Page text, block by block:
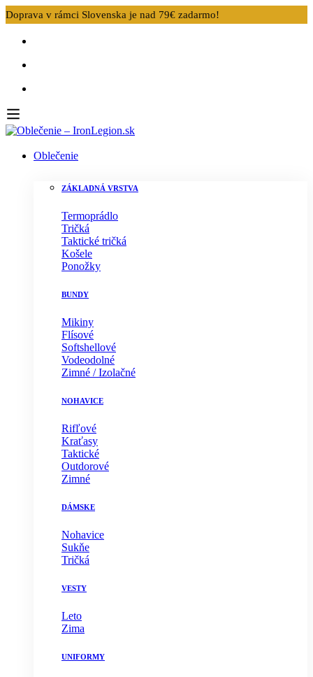
Doprava v rámci Slovenska je nad 79€ zadarmo!
Oblečenie
ZÁKLADNÁ VRSTVA
Termoprádlo
Tričká
Taktické tričká
Košele
Ponožky
BUNDY
Mikiny
Flísové
Softshellové
Vodeodolné
Zimné / Izolačné
NOHAVICE
Rifľové
Kraťasy
Taktické
Outdorové
Zimné
DÁMSKE
Nohavice
Sukňe
Tričká
VESTY
Leto
Zima
UNIFORMY